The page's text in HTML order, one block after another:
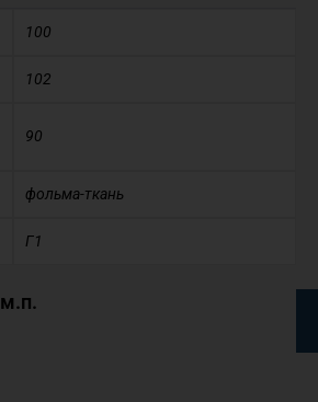
100
102
90
фольма-ткань
Г1
м.п.